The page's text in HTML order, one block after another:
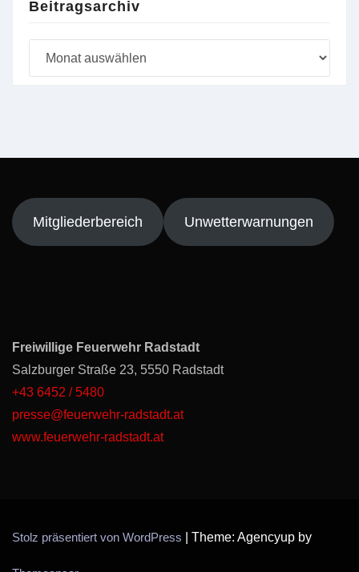
Beitragsarchiv
Mitgliederbereich Unwetterwarnungen
Freiwillige Feuerwehr Radstadt
Salzburger Straße 23, 5550 Radstadt
+43 6452 / 5480
presse@feuerwehr-radstadt.at
www.feuerwehr-radstadt.at
Stolz präsentiert von WordPress Theme: Agencyup by